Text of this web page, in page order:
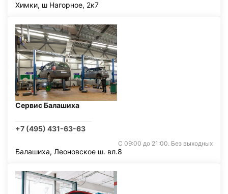
Химки, ш Нагорное, 2к7
Сервис Балашиха
+7 (495) 431-63-63
С 09:00 до 21:00. Без выходных
Балашиха, Леоновское ш. вл.8